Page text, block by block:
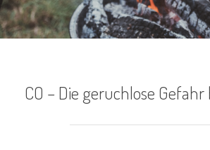
CO – Die geruchlose